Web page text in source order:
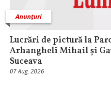
Anunțuri
Lucrări de pictură la
Arhangheli Mihail și
Suceava
07 Aug, 2026